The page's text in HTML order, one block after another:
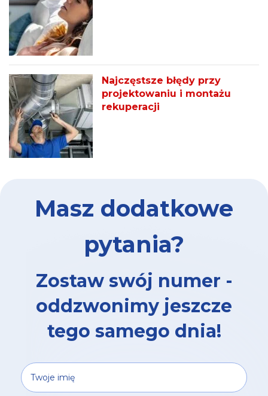
Najczęstsze błędy przy
projektowaniu i montażu
rekuperacji
Masz dodatkowe
pytania?
Zostaw swój numer -
oddzwonimy jeszcze
tego samego dnia!